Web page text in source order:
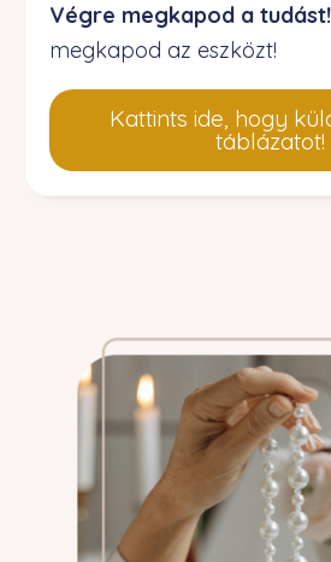
Végre megkapod a tudást!
megkapod az eszközt!
Kattints ide, hogy
táblázatot!